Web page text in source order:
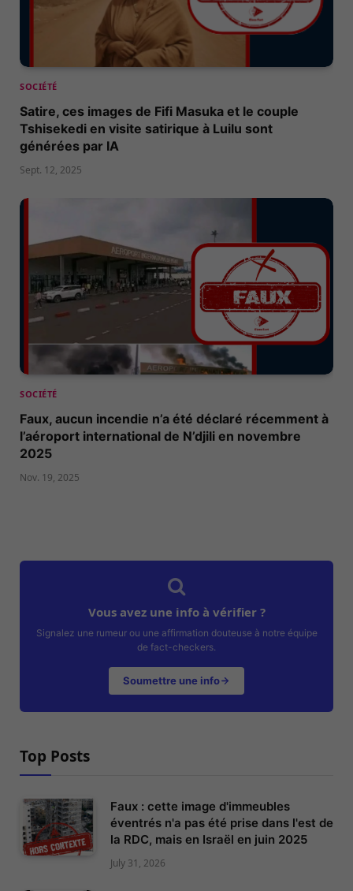
SOCIÉTÉ
Satire, ces images de Fifi Masuka et le couple
Tshisekedi en visite satirique à Luilu sont
générées par IA
Sept. 12, 2025
SOCIÉTÉ
Faux, aucun incendie n’a été déclaré récemment à
l’aéroport international de N’djili en novembre
2025
Nov. 19, 2025
Vous avez une info à vérifier ?
Signalez une rumeur ou une affirmation douteuse à notre équipe
de fact-checkers.
Soumettre une info
Top Posts
Faux : cette image d'immeubles
éventrés n'a pas été prise dans l'est de
la RDC, mais en Israël en juin 2025
July 31, 2026